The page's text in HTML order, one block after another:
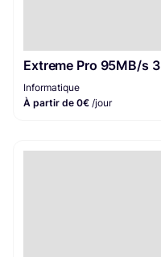
Extreme Pro 95MB/s
Informatique
À partir de 0€ /jour